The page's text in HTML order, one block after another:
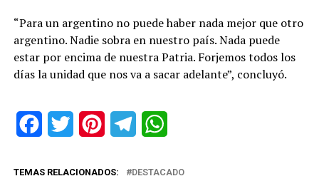
“Para un argentino no puede haber nada mejor que otro
argentino. Nadie sobra en nuestro país. Nada puede
estar por encima de nuestra Patria. Forjemos todos los
días la unidad que nos va a sacar adelante”, concluyó.
FacebookTwitter PinterestTelegram
TEMAS RELACIONADOS: DESTACADO